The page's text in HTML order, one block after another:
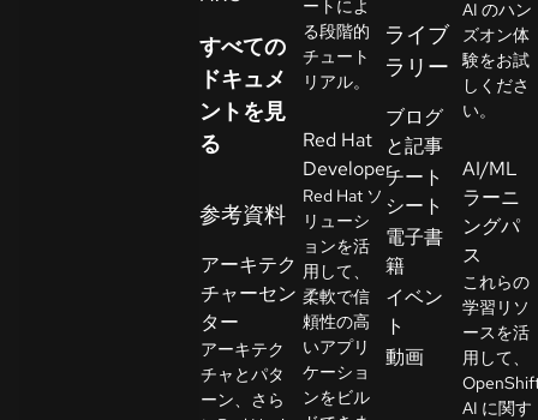
始
お
問
合
わ
言
語
の
選
択
すべての
ドキュメ
ントを見
る
参考資料
アーキテク
チャーセン
ター
アーキテク
チャとパタ
ーン、さら
ートによ
る段階的
チュート
リアル。
Red Hat
Developer
Red Hat ソ
リューシ
ョンを活
用して、
柔軟で信
頼性の高
いアプリ
ケーショ
ンをビル
ライブ
ラリー
ブログ
と記事
チート
シート
電子書
籍
イベン
ト
動画
AI のハン
ズオン体
験をお試
しくださ
い。
AI/ML
ラーニ
ングパ
ス
これらの
学習リソ
ースを活
用して、
AI に関す